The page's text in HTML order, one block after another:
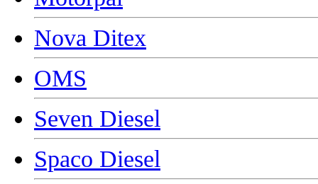
Nova Ditex
OMS
Seven Diesel
Spaco Diesel